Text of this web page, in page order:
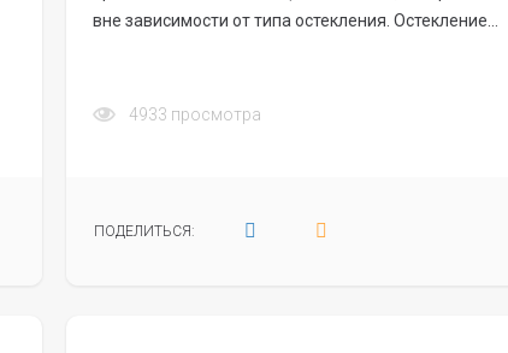
вне зависимости от типа остекления. Остекление…
4933 просмотра
ПОДЕЛИТЬСЯ: